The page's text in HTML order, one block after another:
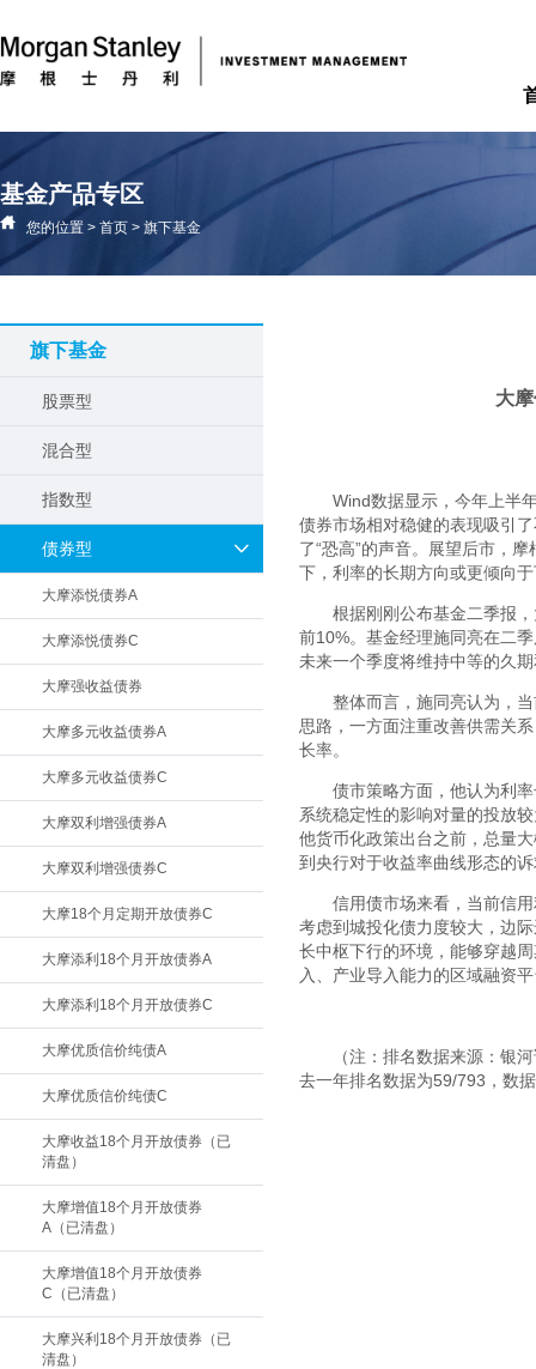
基金产品专区
您的位置 > 首页 > 旗下基金
旗下基金
股票型
混合型
指数型
债券型
大摩添悦债券A
大摩添悦债券C
大摩强收益债券
大摩多元收益债券A
大摩多元收益债券C
大摩双利增强债券A
大摩双利增强债券C
大摩18个月定期开放债券C
大摩添利18个月开放债券A
大摩添利18个月开放债券C
大摩优质信价纯债A
大摩优质信价纯债C
大摩收益18个月开放债券（已
清盘）
大摩增值18个月开放债券
A（已清盘）
大摩增值18个月开放债券
C（已清盘）
大摩兴利18个月开放债券（已
清盘）
大
Wind数据显示，今年上半
债券市场相对稳健的表现吸引
了“恐高”的声音。展望后市，
下，利率的长期方向或更倾向
根据刚刚公布基金二季报
前10%。基金经理施同亮在二
未来一个季度将维持中等的久
整体而言，施同亮认为，
思路，一方面注重改善供需关
长率。
债市策略方面，他认为利
系统稳定性的影响对量的投放
他货币化政策出台之前，总量
到央行对于收益率曲线形态的
信用债市场来看，当前信
考虑到城投化债力度较大，边
长中枢下行的环境，能够穿越
入、产业导入能力的区域融资
（注：排名数据来源：银
去一年排名数据为59/793，数